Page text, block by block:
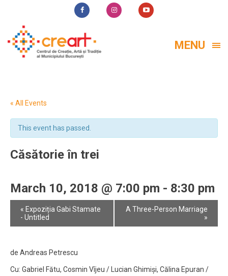
MENU
« All Events
This event has passed.
Căsătorie în trei
March 10, 2018 @ 7:00 pm - 8:30 pm
Event
Navigation
« Expoziția Gabi Stamate
- Untitled
A Three-Person Marriage
»
de Andreas Petrescu
Cu: Gabriel Fătu, Cosmin Vîjeu / Lucian Ghimiși, Călina Epuran /